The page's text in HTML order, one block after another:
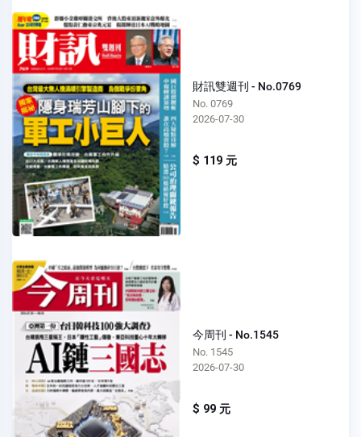
財訊雙週刊 - No.0769
No. 0769
2026-07-30
$ 119 元
今周刊 - No.1545
No. 1545
2026-07-30
$ 99 元